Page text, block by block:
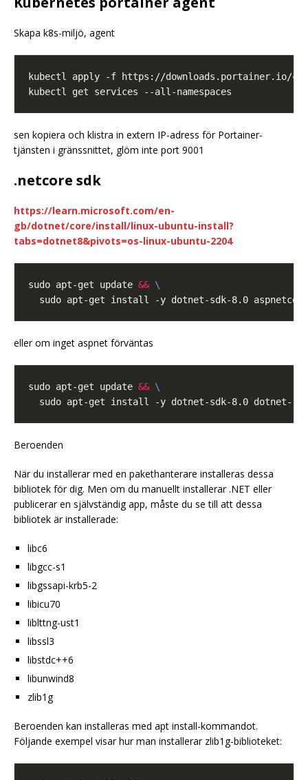
Skapa k8s-miljö, agent
sen kopiera och klistra in extern IP-adress för Portainer-
tjänsten i gränssnittet, glöm inte port 9001
.netcore sdk
https://learn.microsoft.com/en-
gb/dotnet/core/install/linux-ubuntu-install?
tabs=dotnet8&pivots=os-linux-ubuntu-2204
sudo apt-get update &&
eller om inget aspnet förväntas
sudo apt-get update &&
Beroenden
När du installerar med en pakethanterare installeras dessa
bibliotek för dig. Men om du manuellt installerar .NET eller
publicerar en självständig app, måste du se till att dessa
bibliotek är installerade:
libc6
libgcc-s1
libgssapi-krb5-2
libicu70
liblttng-ust1
libssl3
libstdc++6
libunwind8
zlib1g
Beroenden kan installeras med apt install-kommandot.
Följande exempel visar hur man installerar zlib1g-biblioteket: